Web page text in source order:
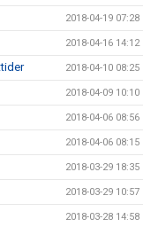
2018-04-19 07:28
2018-04-16 14:12
2018-04-10 08:25
2018-04-09 10:10
2018-04-06 08:56
2018-04-06 08:15
2018-03-29 18:35
2018-03-29 10:57
2018-03-28 14:58